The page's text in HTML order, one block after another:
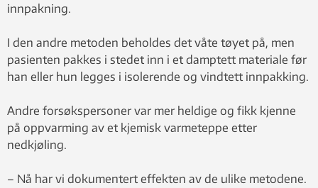
innpakning.
I den andre metoden beholdes det våte tøyet på, men
pasienten pakkes i stedet inn i et damptett materiale før
han eller hun legges i isolerende og vindtett innpakking.
Andre forsøkspersoner var mer heldige og fikk kjenne
på oppvarming av et kjemisk varmeteppe etter
nedkjøling.
– Nå har vi dokumentert effekten av de ulike metodene.